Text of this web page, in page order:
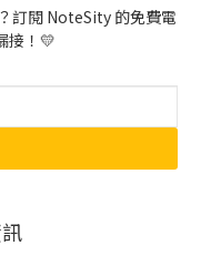
訂閱 NoteSity 的免費電
接！💛